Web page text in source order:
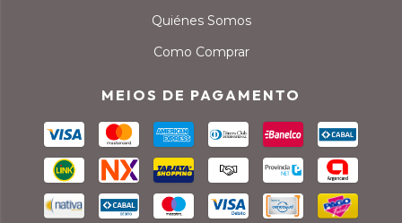
Quiénes Somos
Como Comprar
MEIOS DE PAGAMENTO